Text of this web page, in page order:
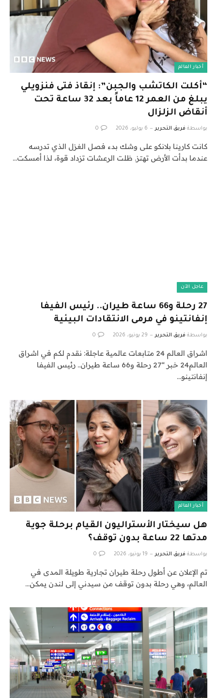
أخبار العالم
“أكلت الكاتشب والجبن”: إنقاذ فتى فنزويلي
يبلغ من العمر 12 عاماً بعد 32 ساعة تحت
أنقاض الزلزال
بواسطة فريق التحرير 6 يوليو، 2026 0
كانت كارينا بلانكو على وشك بدء فصل الغزل الذي تدرسه
عندما بدأت الأرض تهتز. ظلت الرعشات تزداد قوة، لذا أمسكت…
عاجل الآن
27 رحلة و66 ساعة طيران.. رئيس الفيفا
إنفانتينو في مرمى الانتقادات البيئية
بواسطة فريق التحرير 29 يونيو، 2026 0
اشراق العالم 24 متابعات عالمية عاجلة: نقدم لكم في اشراق
العالم24 خبر “27 رحلة و66 ساعة طيران.. رئيس الفيفا
إنفانتينو…
أخبار العالم
هل سيختار الأستراليون القيام برحلة جوية
مدتها 22 ساعة بدون توقف؟
بواسطة فريق التحرير 19 يونيو، 2026 0
تم الإعلان عن أطول رحلة طيران تجارية طويلة المدى في
العالم، وهي رحلة بدون توقف من سيدني إلى لندن يمكن…